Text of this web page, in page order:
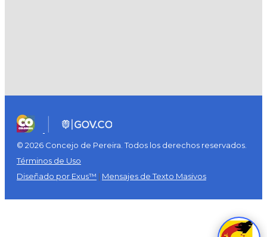
© 2026 Concejo de Pereira. Todos los derechos reservados.
Términos de Uso
Diseñado por Exus™ | Mensajes de Texto Masivos